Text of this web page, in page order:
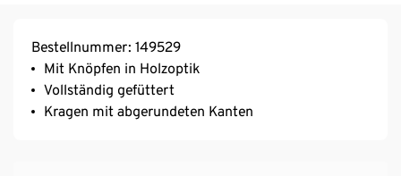
Bestellnummer: 149529
Mit Knöpfen in Holzoptik
Vollständig gefüttert
Kragen mit abgerundeten Kanten